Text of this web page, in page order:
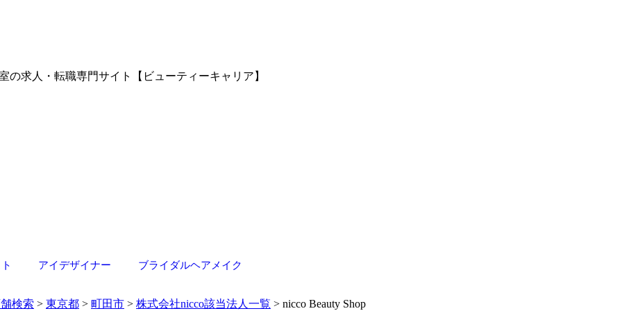
求人・転職専門サイト【ビューティーキャリア】
アイデザイナー ブライダルヘアメイク
検索 > 東京都 > 町田市 > 株式会社nicco該当法人一覧 > nicco Beauty Shop